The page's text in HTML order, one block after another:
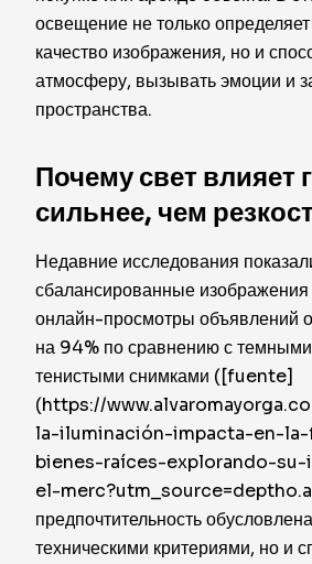
освещение не только
качество изображения, но и
атмосферу, вызывать эмоции и
пространства.
Почему свет влияет
сильнее, чем
Недавние исследования
сбалансированные
онлайн-просмотры объявлений
на 94% по сравнению с
тенистыми снимками ([fuente]
(https://
la-iluminación-impacta-en-
bienes-raíces-explorando-
el-
предпочтительность
техническими критериями, но и